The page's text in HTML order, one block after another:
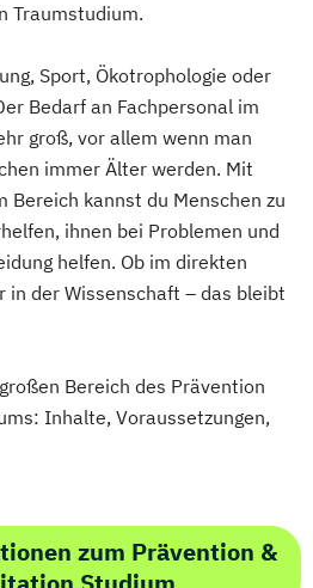
Traumstudium.
Sport, Ökotrophologie oder
Bedarf an Fachpersonal im
groß, vor allem wenn man
immer Älter werden. Mit
Bereich kannst du Menschen zu
ihnen bei Problemen und
helfen. Ob im direkten
in der Wissenschaft – das bleibt
Bereich des Prävention
Inhalte, Voraussetzungen,
zum Prävention &